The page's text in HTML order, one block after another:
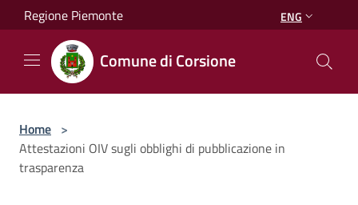
Salta al contenuto principale
Regione Piemonte ENG
Comune di Corsione
Home >
Attestazioni OIV sugli obblighi di pubblicazione in
trasparenza